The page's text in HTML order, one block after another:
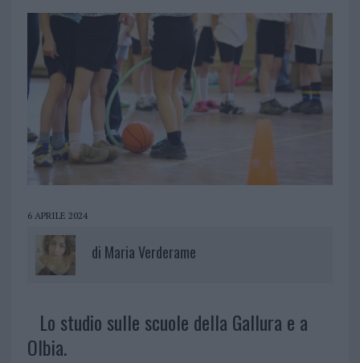
6 APRILE 2024
di Maria Verderame
Lo studio sulle scuole della Gallura e a
Olbia.